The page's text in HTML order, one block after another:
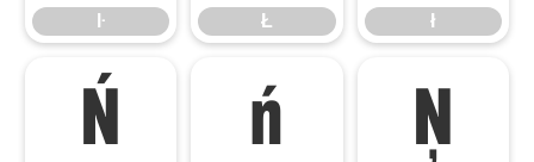
ŀ Ł ł
Ń ń Ņ